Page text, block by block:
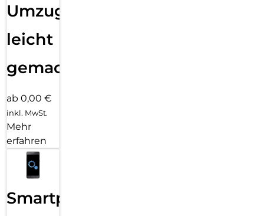
Umzug
leicht
gemacht!
ab 0,00 €
inkl. MwSt.
Mehr
erfahren
Smartphone